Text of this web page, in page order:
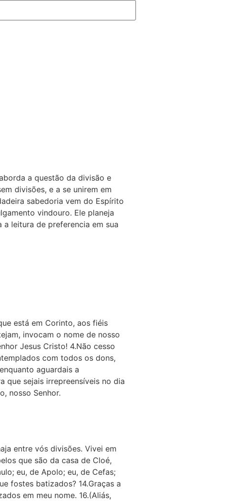
a questão da divisão e
divisões, e a se unirem em
sabedoria vem do Espírito
vindouro. Ele planeja
leitura de preferencia em sua
está em Corinto, aos fiéis
invocam o nome de nosso
Jesus Cristo! 4.Não cesso
com todos os dons,
aguardais a
que sejais irrepreensíveis no dia
nosso Senhor.
entre vós divisões. Vivei em
que são da casa de Cloé,
eu, de Apolo; eu, de Cefas;
fostes batizados? 14.Graças a
em meu nome. 16.(Aliás,